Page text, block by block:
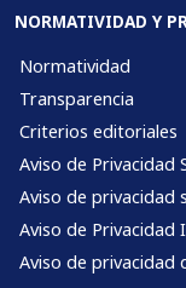
NORMATIVIDAD Y
Normatividad
Transparencia
Criterios editoriales
Aviso de Privacidad
Aviso de privacidad
Aviso de Privacidad
Aviso de privacidad